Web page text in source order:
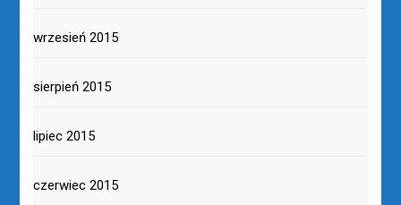
wrzesień 2015
sierpień 2015
lipiec 2015
czerwiec 2015